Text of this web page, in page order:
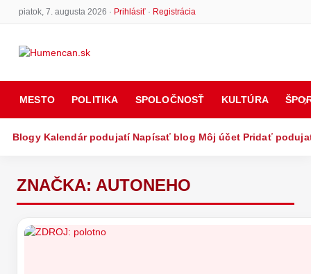
piatok, 7. augusta 2026 · Prihlásiť· Registrácia
MESTO POLITIKA SPOLOČNOSŤ KULTÚRA
Blogy Kalendár podujatí Napísať blog Môj účet Pridať
ZNAČKA: AUTONEHO